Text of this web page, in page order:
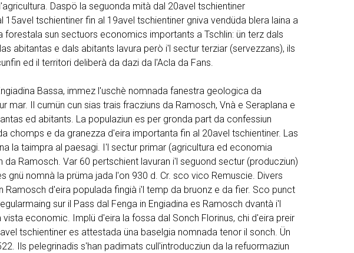
Daspö la seguonda mità dal 20avel tschientiner
tschientiner fin al 19avel tschientiner gniva vendüda blera laina a
forestala sun sectuors economics importants a Tschlin: ün terz dals
abitantas e dals abitants lavura però i'l sectur terziar (servezzans), ils
ed il territori deliberà da dazi da l'Acla da Fans.
Bassa, immez l'uschè nomnada fanestra geologica da
mar. Il cumün cun sias trais fracziuns da Ramosch, Vnà e Seraplana e
ed abitants. La populaziun es per gronda part da confessiun
chomps e da granezza d'eira importanta fin al 20avel tschientiner. Las
la taimpra al paesagi. I'l sectur primar (agricultura ed economia
Ramosch. Var 60 pertschient lavuran i'l seguond sectur (producziun)
gnü nomnà la prüma jada l'on 930 d. Cr. sco vico Remuscie. Divers
d'eira populada fingià i'l temp da bruonz e da fier. Sco punct
sur il Pass dal Fenga in Engiadina es Ramosch dvantà i'l
economic. Implü d'eira la fossa dal Sonch Florinus, chi d'eira preir
tschientiner es attestada üna baselgia nomnada tenor il sonch. Ün
Ils pelegrinadis s'han padimats cull'introducziun da la refuormaziun